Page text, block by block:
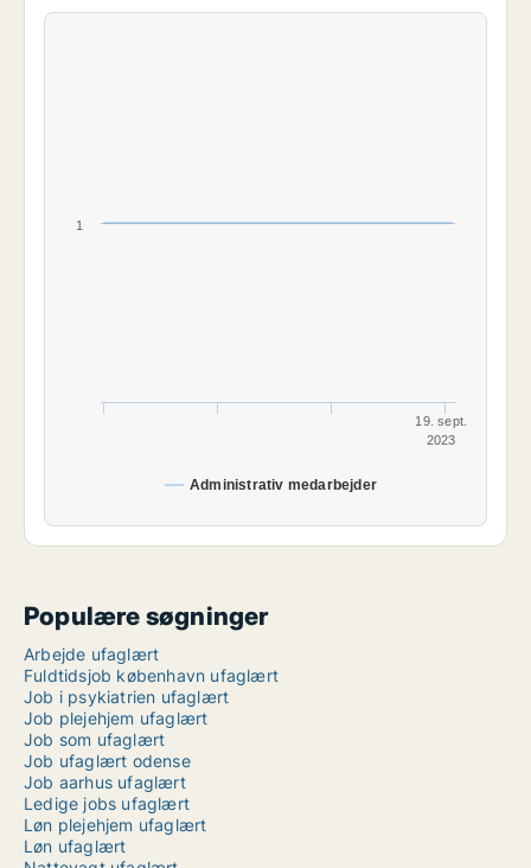
Administrativ medarbejder
19. sept.
2023
1
Populære søgninger
Arbejde ufaglært
Fuldtidsjob københavn ufaglært
Job i psykiatrien ufaglært
Job plejehjem ufaglært
Job som ufaglært
Job ufaglært odense
Job aarhus ufaglært
Ledige jobs ufaglært
Løn plejehjem ufaglært
Løn ufaglært